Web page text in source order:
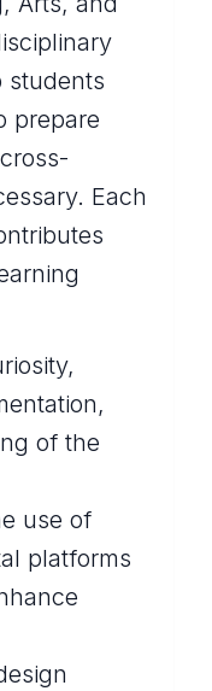
students
prepare
Each
of the
use of
platforms